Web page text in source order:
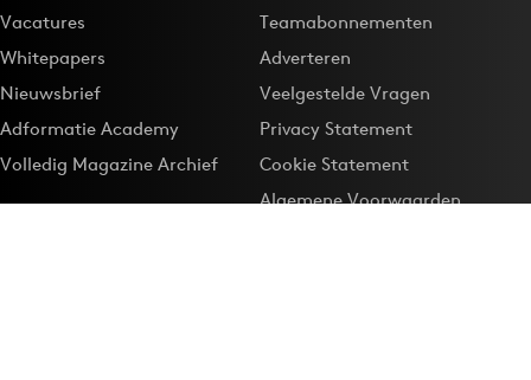
Vacatures
Whitepapers
Nieuwsbrief
Adformatie Academy
Volledig Magazine Archief
Teamabonnementen
Adverteren
Veelgestelde Vragen
Privacy Statement
Cookie Statement
Algemene Voorwaarden